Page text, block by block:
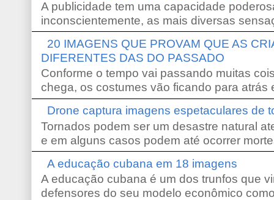
A publicidade tem uma capacidade
inconscientemente, as mais diversas
20 IMAGENS QUE PROVAM QUE AS
DIFERENTES DAS DO PASSADO
Conforme o tempo vai passando muitas
chega, os costumes vão ficando para atrás
Drone captura imagens espetaculares de
Tornados podem ser um desastre natural
e em alguns casos podem até ocorrer
A educação cubana em 18 imagens
A educação cubana é um dos trunfos que
defensores do seu modelo econômico